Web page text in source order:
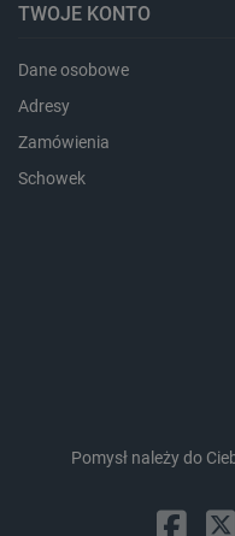
TWOJE KONTO
Dane osobowe
Adresy
Zamówienia
Schowek
Pomysł należy do